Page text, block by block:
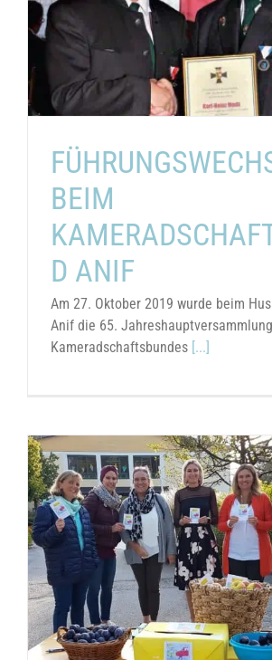
BEIM
D ANIF
Am 27. Oktober 2019 wurde beim
Anif die 65.
Kameradschaftsbundes [...]